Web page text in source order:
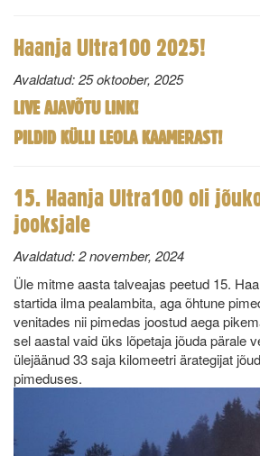
Haanja Ultra100 2025!
Avaldatud:25 oktoober, 2025
LIVE AJAVÕTU LINK!
PILDID KÜLLI LEOLA KAAMERAST!
15. Haanja Ultra100 oli
jooksjale
Avaldatud:2 november, 2024
Üle mitme aasta talveajas peetud 15.
startida ilma pealambita, aga õhtune
venitades nii pimedas joostud aega
sel aastal vaid üks lõpetaja jõuda pärale
ülejäänud 33 saja kilomeetri ärategijat
pimeduses.